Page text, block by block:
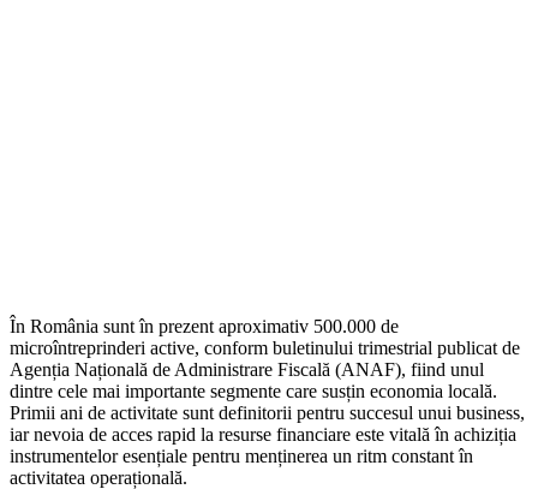
În România sunt în prezent aproximativ 500.000 de
microîntreprinderi active, conform buletinului trimestrial publicat de
Agenția Națională de Administrare Fiscală (ANAF), fiind unul
dintre cele mai importante segmente care susțin economia locală.
Primii ani de activitate sunt definitorii pentru succesul unui business,
iar nevoia de acces rapid la resurse financiare este vitală în achiziția
instrumentelor esențiale pentru menținerea un ritm constant în
activitatea operațională.